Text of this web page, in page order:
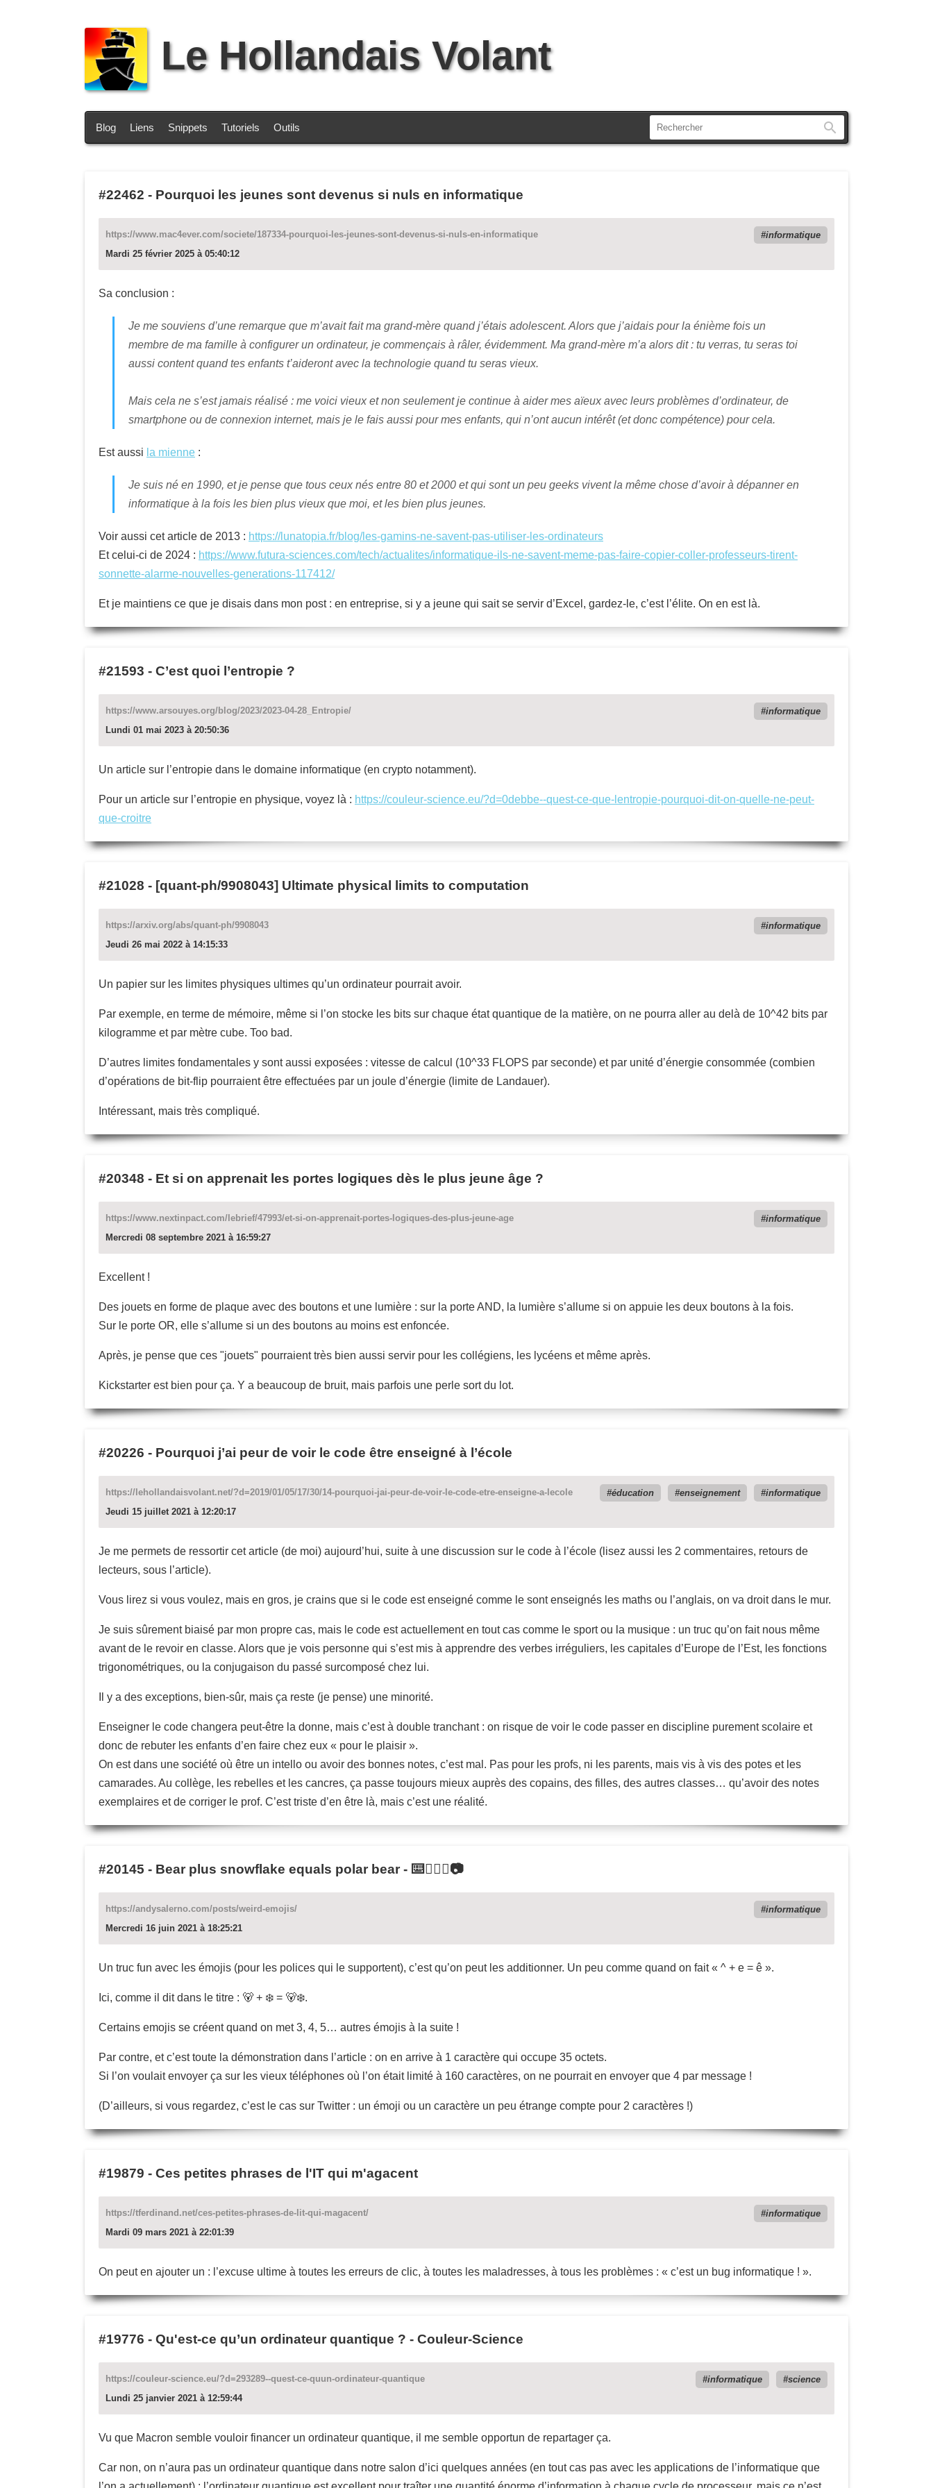
Le Hollandais Volant
Blog Liens Snippets Tutoriels Outils
#22462 - Pourquoi les jeunes sont devenus si nuls en informatique
https://www.mac4ever.com/societe/187334-pourquoi-les-jeunes-sont-devenus-si-nuls-en-informatique
informatique
Mardi 25 février 2025 à 05:40:12
Sa conclusion :
Je me souviens d’une remarque que m’avait fait ma grand-mère quand j’étais adolescent. Alors que j’aidais pour la énième fois un
membre de ma famille à configurer un ordinateur, je commençais à râler, évidemment. Ma grand-mère m’a alors dit : tu verras, tu seras toi
aussi content quand tes enfants t’aideront avec la technologie quand tu seras vieux.
Mais cela ne s’est jamais réalisé : me voici vieux et non seulement je continue à aider mes aïeux avec leurs problèmes d’ordinateur, de
smartphone ou de connexion internet, mais je le fais aussi pour mes enfants, qui n’ont aucun intérêt (et donc compétence) pour cela.
Est aussi la mienne :
Je suis né en 1990, et je pense que tous ceux nés entre 80 et 2000 et qui sont un peu geeks vivent la même chose d’avoir à dépanner en
informatique à la fois les bien plus vieux que moi, et les bien plus jeunes.
Voir aussi cet article de 2013 : https://lunatopia.fr/blog/les-gamins-ne-savent-pas-utiliser-les-ordinateurs
Et celui-ci de 2024 : https://www.futura-sciences.com/tech/actualites/informatique-ils-ne-savent-meme-pas-faire-copier-coller-professeurs-tirent-
sonnette-alarme-nouvelles-generations-117412/
Et je maintiens ce que je disais dans mon post : en entreprise, si y a jeune qui sait se servir d’Excel, gardez-le, c’est l’élite. On en est là.
#21593 - C’est quoi l’entropie ?
https://www.arsouyes.org/blog/2023/2023-04-28_Entropie/
informatique
Lundi 01 mai 2023 à 20:50:36
Un article sur l’entropie dans le domaine informatique (en crypto notamment).
Pour un article sur l’entropie en physique, voyez là : https://couleur-science.eu/?d=0debbe--quest-ce-que-lentropie-pourquoi-dit-on-quelle-ne-peut-
que-croitre
#21028 - [quant-ph/9908043] Ultimate physical limits to computation
https://arxiv.org/abs/quant-ph/9908043
informatique
Jeudi 26 mai 2022 à 14:15:33
Un papier sur les limites physiques ultimes qu’un ordinateur pourrait avoir.
Par exemple, en terme de mémoire, même si l’on stocke les bits sur chaque état quantique de la matière, on ne pourra aller au delà de 10^42 bits par
kilogramme et par mètre cube. Too bad.
D’autres limites fondamentales y sont aussi exposées : vitesse de calcul (10^33 FLOPS par seconde) et par unité d’énergie consommée (combien
d’opérations de bit-flip pourraient être effectuées par un joule d’énergie (limite de Landauer).
Intéressant, mais très compliqué.
#20348 - Et si on apprenait les portes logiques dès le plus jeune âge ?
https://www.nextinpact.com/lebrief/47993/et-si-on-apprenait-portes-logiques-des-plus-jeune-age
informatique
Mercredi 08 septembre 2021 à 16:59:27
Excellent !
Des jouets en forme de plaque avec des boutons et une lumière : sur la porte AND, la lumière s’allume si on appuie les deux boutons à la fois.
Sur le porte OR, elle s’allume si un des boutons au moins est enfoncée.
Après, je pense que ces "jouets" pourraient très bien aussi servir pour les collégiens, les lycéens et même après.
Kickstarter est bien pour ça. Y a beaucoup de bruit, mais parfois une perle sort du lot.
#20226 - Pourquoi j’ai peur de voir le code être enseigné à l’école
https://lehollandaisvolant.net/?d=2019/01/05/17/30/14-pourquoi-jai-peur-de-voir-le-code-etre-enseigne-a-lecole éducation enseignement
informatique
Jeudi 15 juillet 2021 à 12:20:17
Je me permets de ressortir cet article (de moi) aujourd’hui, suite à une discussion sur le code à l’école (lisez aussi les 2 commentaires, retours de
lecteurs, sous l’article).
Vous lirez si vous voulez, mais en gros, je crains que si le code est enseigné comme le sont enseignés les maths ou l’anglais, on va droit dans le mur.
Je suis sûrement biaisé par mon propre cas, mais le code est actuellement en tout cas comme le sport ou la musique : un truc qu’on fait nous même
avant de le revoir en classe. Alors que je vois personne qui s’est mis à apprendre des verbes irréguliers, les capitales d’Europe de l’Est, les fonctions
trigonométriques, ou la conjugaison du passé surcomposé chez lui.
Il y a des exceptions, bien-sûr, mais ça reste (je pense) une minorité.
Enseigner le code changera peut-être la donne, mais c’est à double tranchant : on risque de voir le code passer en discipline purement scolaire et
donc de rebuter les enfants d’en faire chez eux « pour le plaisir ».
On est dans une société où être un intello ou avoir des bonnes notes, c’est mal. Pas pour les profs, ni les parents, mais vis à vis des potes et les
camarades. Au collège, les rebelles et les cancres, ça passe toujours mieux auprès des copains, des filles, des autres classes… qu’avoir des notes
exemplaires et de corriger le prof. C’est triste d’en être là, mais c’est une réalité.
#20145 - Bear plus snowflake equals polar bear - ⌨️🤷🏻‍♂️📷
https://andysalerno.com/posts/weird-emojis/
informatique
Mercredi 16 juin 2021 à 18:25:21
Un truc fun avec les émojis (pour les polices qui le supportent), c’est qu’on peut les additionner. Un peu comme quand on fait « ^ + e = ê ».
Ici, comme il dit dans le titre : 🐻 + ❄️ = 🐻‍❄️.
Certains emojis se créent quand on met 3, 4, 5… autres émojis à la suite !
Par contre, et c’est toute la démonstration dans l’article : on en arrive à 1 caractère qui occupe 35 octets.
Si l’on voulait envoyer ça sur les vieux téléphones où l’on était limité à 160 caractères, on ne pourrait en envoyer que 4 par message !
(D’ailleurs, si vous regardez, c’est le cas sur Twitter : un émoji ou un caractère un peu étrange compte pour 2 caractères !)
#19879 - Ces petites phrases de l'IT qui m'agacent
https://tferdinand.net/ces-petites-phrases-de-lit-qui-magacent/
informatique
Mardi 09 mars 2021 à 22:01:39
On peut en ajouter un : l’excuse ultime à toutes les erreurs de clic, à toutes les maladresses, à tous les problèmes : « c’est un bug informatique ! ».
#19776 - Qu'est-ce qu’un ordinateur quantique ? - Couleur-Science
https://couleur-science.eu/?d=293289--quest-ce-quun-ordinateur-quantique informatique
science
Lundi 25 janvier 2021 à 12:59:44
Vu que Macron semble vouloir financer un ordinateur quantique, il me semble opportun de repartager ça.
Car non, on n’aura pas un ordinateur quantique dans notre salon d’ici quelques années (en tout cas pas avec les applications de l’informatique que